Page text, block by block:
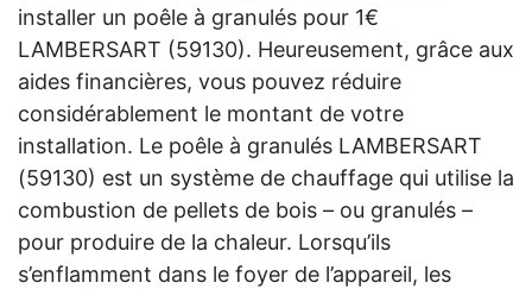
installer un poêle à granulés pour 1€
LAMBERSART (59130). Heureusement, grâce aux
aides financières, vous pouvez réduire
considérablement le montant de votre
installation. Le poêle à granulés LAMBERSART
(59130) est un système de chauffage qui utilise la
combustion de pellets de bois – ou granulés –
pour produire de la chaleur. Lorsqu’ils
s’enflamment dans le foyer de l’appareil, les